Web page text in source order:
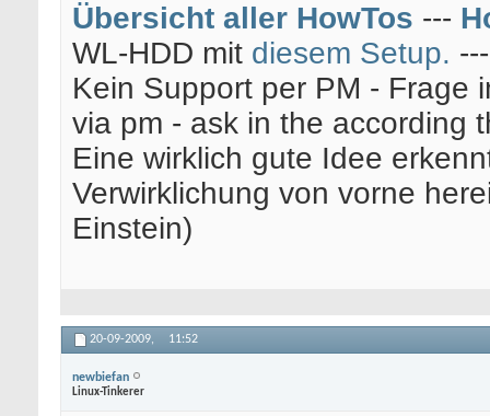
Übersicht aller HowTos ---
WL-HDD mit diesem Setup.
Kein Support per PM - Frage
via pm - ask in the according
Eine wirklich gute Idee
Verwirklichung von vorne
Einstein)
20-09-2009, 11:52
newbiefan
Linux-Tinkerer